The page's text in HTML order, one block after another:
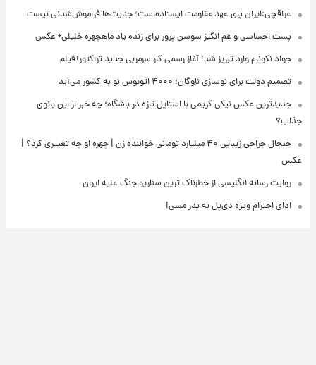
عراقچی:ایران پای عهد مقاومت ایستاده‌است؛ جنایت‌ها فراموش‌شدنی نیست
پست احساسی و غم انگیز سوسن پرور برای زنده یاد ماهچهره خلیلی+ عکس
جواد نکونام وارد تبریز شد؛ آغاز رسمی کار سرمربی جدید تراکتور+فیلم
تصمیم دولت برای نوسازی ناوگان؛ ۴۰۰۰ اتوبوس نو به کشور می‌آید
جدیدترین عکس نیکی کریمی با استایل تازه در باشگاه؛ چه خبر از این بانوی
جذاب؟
جنجال جراحی زیبایی ۴۰ میلیارد تومانی خواننده زن | چهره او چه تغییری کرد؟ |
عکس
روایت رسانه انگلیسی از خطرناک ترین سناریو جنگ علیه ایران
ادای احترام ویژه دی‌پل به پدر مسی!